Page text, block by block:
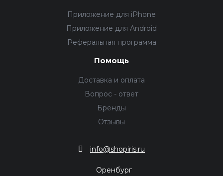
Приложение для iPhone
Приложение для Android
Реферальная программа
Помощь
Доставка и оплата
Вопрос - ответ
Бренды
Отзывы
info@shopiris.ru
Оренбург